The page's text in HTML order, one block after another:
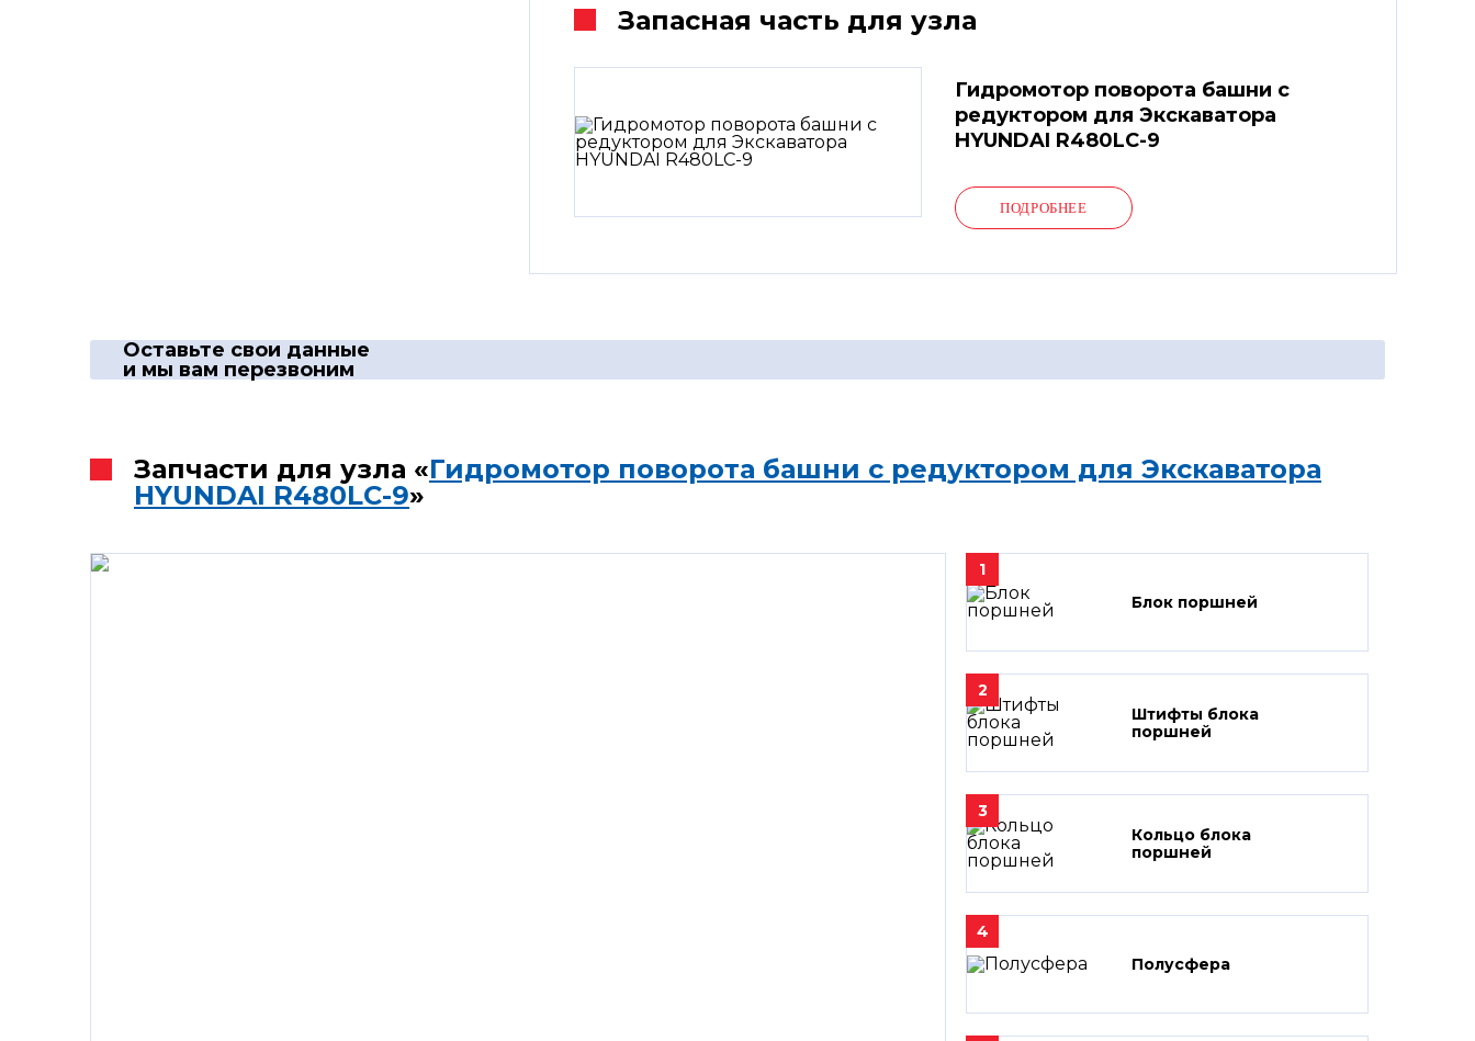
Запасная часть для узла
Гидромотор поворота башни с
редуктором для Экскаватора
HYUNDAI R480LC-9
ПОДРОБНЕЕ
Оставьте свои данные
и мы вам перезвоним
Запчасти для узла «Гидромотор поворота башни с редуктором для Экскаватора
HYUNDAI R480LC-9»
1
Блок поршней
2
Штифты блока
поршней
3
Кольцо блока
поршней
4
Полусфера